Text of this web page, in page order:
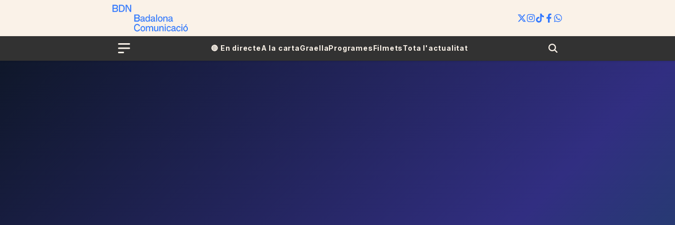
Menu
🔴​​ En directeA la cartaGraellaProgramesFilmetsTota l'actualitat Search